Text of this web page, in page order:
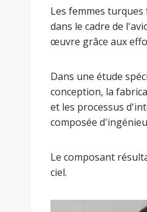
Les femmes
dans le cadre de
œuvre grâce aux
Dans une étude
conception, la
et les processus
composée
Le composant
ciel.